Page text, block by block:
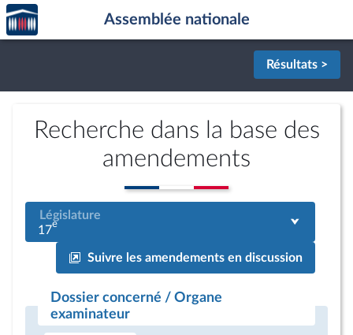
Aller au contenu
Aller en bas de la page
Accèder
à la
page
Assemblée nationale
Résultats >
Recherche dans la base des
amendements
Législature
17e
Suivre les amendements en discussion
Dossier concerné / Organe
examinateur